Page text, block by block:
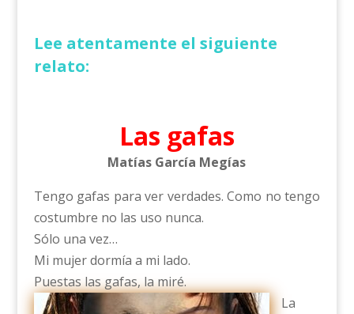
Lee atentamente el siguiente
relato:
Las gafas
Matías García Megías
Tengo gafas para ver verdades. Como no tengo
costumbre no las uso nunca.
Sólo una vez…
Mi mujer dormía a mi lado.
Puestas las gafas,la miré.
La